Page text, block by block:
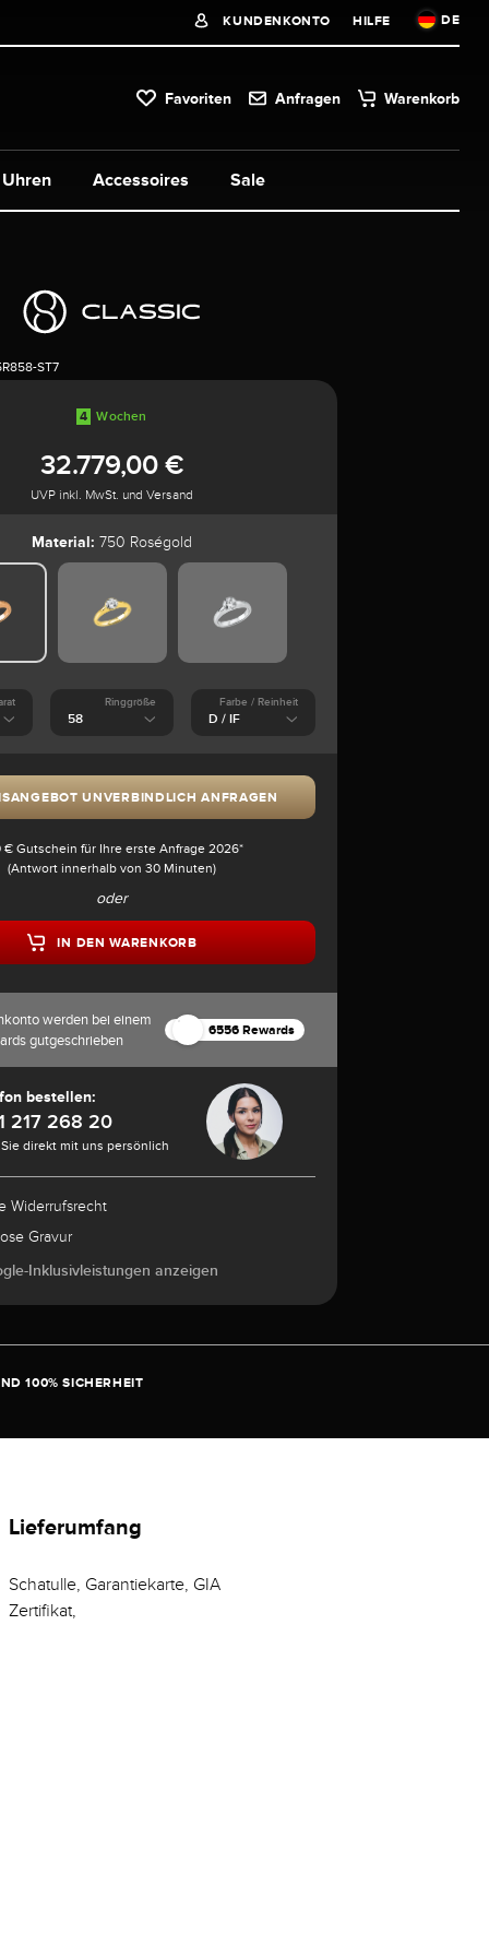
KUNDENKONTO HILFE DE
Favoriten Anfragen Warenkorb
Uhren Accessoires Sale
ST7
4 Wochen
32.779,00 €
UVP inkl. MwSt. und Versand
Material: 750 Roségold
Ringgröße Farbe / Reinheit
UNVERBINDLICH ANFRAGEN
€ Gutschein für Ihre erste Anfrage 2026*
(Antwort innerhalb von 30 Minuten)
oder
IN DEN WARENKORB
werden bei einem
gutgeschrieben
6556 Rewards
bestellen:
217 268 20
direkt mit uns persönlich
Widerrufsrecht
Gravur
Inklusivleistungen anzeigen
100% SICHERHEIT
Lieferumfang
Schatulle, Garantiekarte, GIA
Zertifikat,